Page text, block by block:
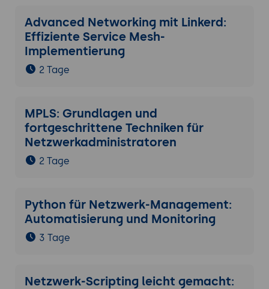
Advanced Networking mit Linkerd:
Effiziente Service Mesh-
Implementierung
2 Tage
MPLS: Grundlagen und
fortgeschrittene Techniken für
Netzwerkadministratoren
2 Tage
Python für Netzwerk-Management:
Automatisierung und Monitoring
3 Tage
Netzwerk-Scripting leicht gemacht: